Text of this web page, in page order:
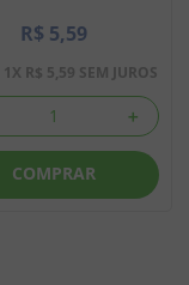
R$ 5,59
1X R$ 5,59 SEM JUROS
＋
COMPRAR